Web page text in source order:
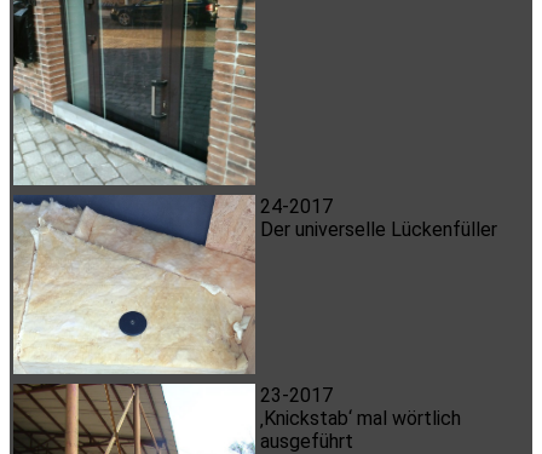
24-2017
Der universelle Lückenfüller
23-2017
‚Knickstab‘ mal wörtlich
ausgeführt